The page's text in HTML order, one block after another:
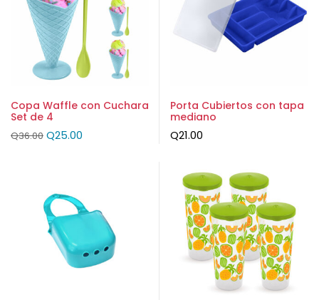
Copa Waffle con Cuchara
Set de 4
Q36.00 Q25.00
Porta Cubiertos con tapa
mediano
Q21.00